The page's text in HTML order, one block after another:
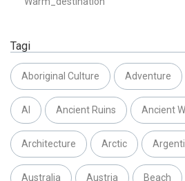
Tagi
Aboriginal Culture Adventure
AI Ancient Ruins Ancient
Architecture Arctic
Australia Austria Beach